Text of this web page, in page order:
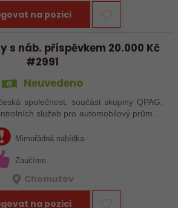
na pozici
s náb. příspěvkem 20.000 Kč
#2991
Neuvedeno
společnost, součást skupiny QPAG,
služeb pro automobilový průmysl
celé České republice. Zabýváme se
měřením…
Mimořádná nabídka
Zaučíme
Chomutov
na pozici